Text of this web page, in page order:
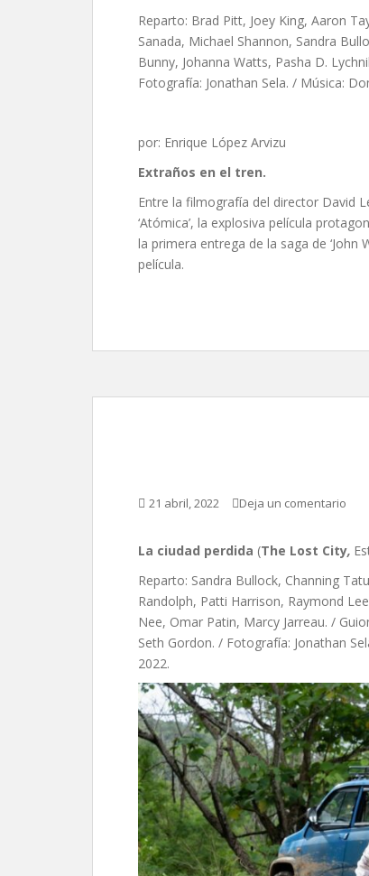
Reparto: Brad Pitt, Joey King, Aaron
Sanada, Michael Shannon, Sandra
Bunny, Johanna Watts, Pasha D.
Fotografía: Jonathan Sela. / Música:
por: Enrique López Arvizu
Extraños en el tren.
Entre la filmografía del director David
‘Atómica’, la explosiva película
la primera entrega de la saga de ‘John
película.
21 abril, 2022 Deja un comentario
La ciudad perdida (The Lost City,
Reparto: Sandra Bullock, Channing
Randolph, Patti Harrison, Raymond
Nee, Omar Patin, Marcy Jarreau. /
Seth Gordon. / Fotografía: Jonathan
2022.